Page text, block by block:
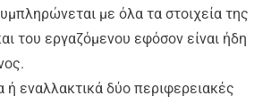
με όλα τα στοιχεία της
του εργαζόμενου εφόσον είναι ήδη
ή εναλλακτικά δύο περιφερειακές